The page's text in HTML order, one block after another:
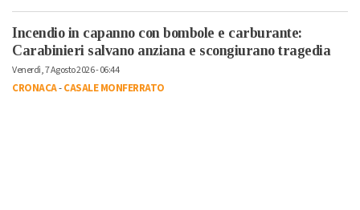
Incendio in capanno con bombole e carburante:
Carabinieri salvano anziana e scongiurano tragedia
Venerdì, 7 Agosto 2026 - 06:44
CRONACA-CASALE MONFERRATO